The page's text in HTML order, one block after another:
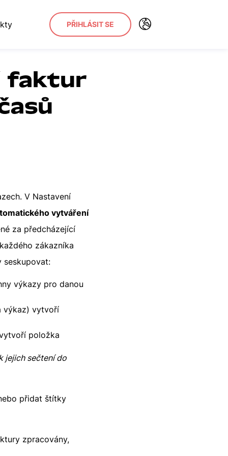
PŘIHLÁSIT SE
faktur
V Nastavení
vytváření
za předcházející
zákazníka
seskupovat:
výkazy pro danou
výkaz) vytvoří
položka
jejich sečtení do
přidat štítky
zpracovány,